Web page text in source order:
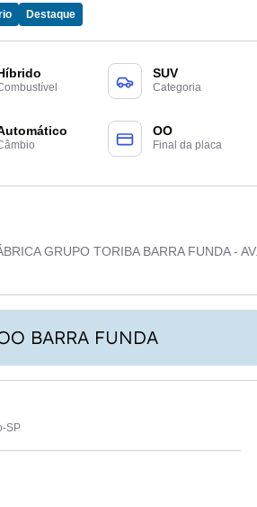
Destaque
SUV
Categoria
OO
Final da placa
GRUPO TORIBA BARRA FUNDA - AV.
BARRA FUNDA
SP